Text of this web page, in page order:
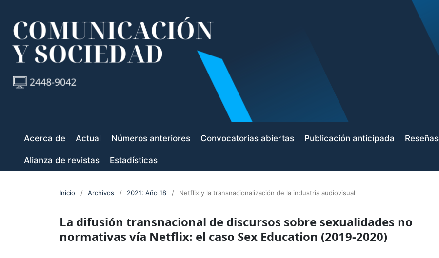
Acerca de Actual Números anteriores Convocatorias abiertas Publicación anticipada Reseñas
Alianza de revistas Estadísticas
Inicio / Archivos / 2021: Año 18 / Netflix y la transnacionalización de la industria audiovisual
La difusión transnacional de discursos sobre sexualidades no
normativas vía Netflix: el caso Sex Education (2019-2020)